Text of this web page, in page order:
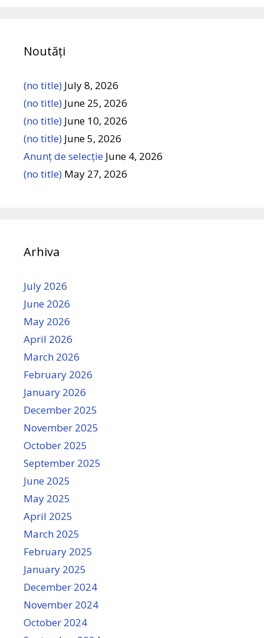
Noutăți
(no title) July 8, 2026
(no title) June 25, 2026
(no title) June 10, 2026
(no title) June 5, 2026
Anunț de selecție June 4, 2026
(no title) May 27, 2026
Arhiva
July 2026
June 2026
May 2026
April 2026
March 2026
February 2026
January 2026
December 2025
November 2025
October 2025
September 2025
June 2025
May 2025
April 2025
March 2025
February 2025
January 2025
December 2024
November 2024
October 2024